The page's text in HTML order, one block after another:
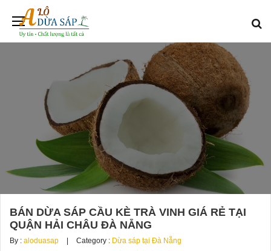
BÁN DỪA SÁP CẦU KÈ TRÀ VINH GIÁ RẺ TẠI
QUẬN HẢI CHÂU ĐÀ NẴNG
By : aloduasap Category : Dừa sáp tại Đà Nẵng